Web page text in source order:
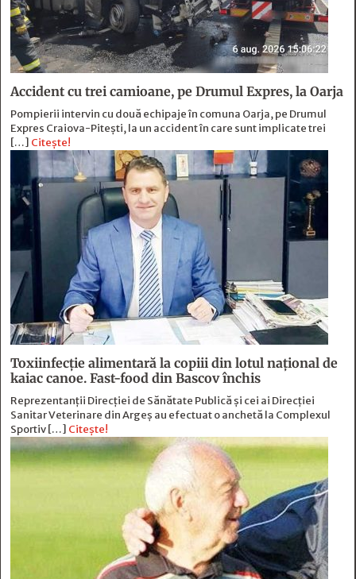
Accident cu trei camioane, pe Drumul Expres, la Oarja
Pompierii intervin cu două echipaje în comuna Oarja, pe Drumul
Expres Craiova-Pitești, la un accident în care sunt implicate trei
[…] Citește!
Toxiinfecție alimentară la copiii din lotul național de
kaiac canoe. Fast-food din Bascov închis
Reprezentanții Direcției de Sănătate Publică și cei ai Direcției
Sanitar Veterinare din Argeș au efectuat o anchetă la Complexul
Sportiv […] Citește!